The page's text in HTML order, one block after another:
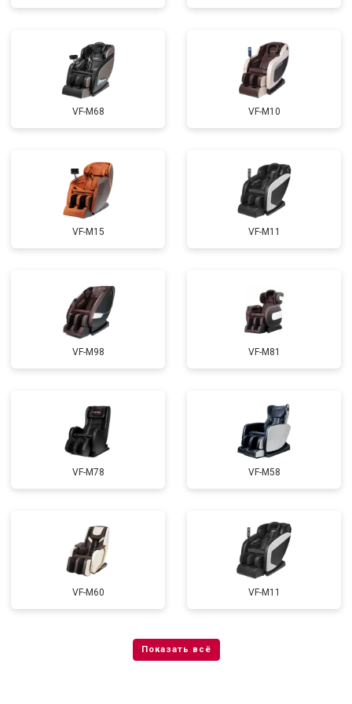
Ремонт сканера от 4800 ₽ Заказать
Ремонт купюроприемника
Замена сетевого трансформатора от 4500 ₽ Заказать
Ремонт микро-лифта
VF-M68 VF-M10
VF-M15 VF-M11
VF-M98 VF-M81
VF-M78 VF-M58
VF-M60 VF-M11